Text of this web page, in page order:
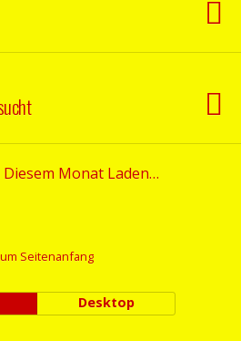
Monat Laden…
Seitenanfang
Desktop